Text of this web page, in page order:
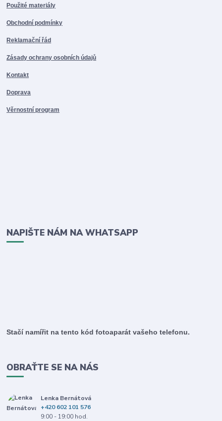
Použité materiály
Obchodní podmínky
Reklamační řád
Zásady ochrany osobních údajů
Kontakt
Doprava
Věrnostní program
NAPIŠTE NÁM NA WHATSAPP
Stačí namířit na tento kód fotoaparát vašeho telefonu.
OBRAŤTE SE NA NÁS
Lenka Bernátová
+420 602 101 576
9:00 - 19:00 hod.